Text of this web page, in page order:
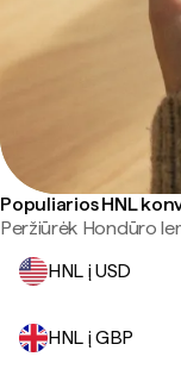
Populiarios HNL
Peržiūrėk Hondūro
HNL į USD
HNL į GBP